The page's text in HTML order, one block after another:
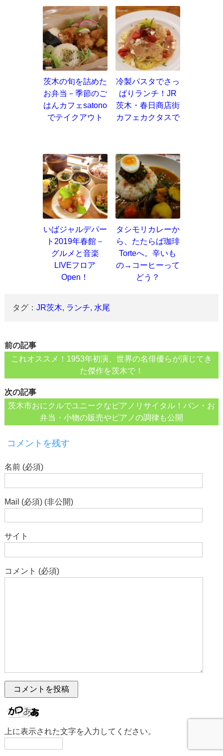
茨木の旬を詰めた
お弁当－季節のご
はんカフェsatono
でテイクアウト
冷製パスタでさっ
ぱりランチ！JR
茨木・春日商店街
カフェカクタスで
いばジャルデパー
ト2019年春館－
グルメと音楽
LIVEフロア
Open！
タシモリカレーか
ら、たたらば珈琲
Torteへ。辛いも
の→コーヒーって
どう？
タグ：JR茨木, ランチ, 水尾
前の記事
これオススメ！1953年初演、世界の名俳優らが演じてき
た傑作を茨木で！
次の記事
茨木市おにクルでユニークなピアノリサイタル！パン・お
弁当・小物の販売やピアノの調律も公開
コメントを残す
名前 (必須)
Mail (必須) (非公開)
サイト
コメント (必須)
上に表示された文字を入力してください。